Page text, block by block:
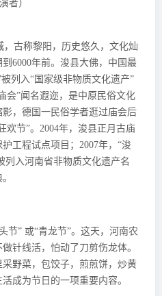
者）
古称黎阳，历史悠久，文化灿
6000年前。浚县大佛，中国最
列入“国家级非物质文化遗产”
会”闻名遐迩，是中原民俗文化
，德国一民俗学者逛过庙会后
欢节”。2004年，浚县正月古庙
工程试点项目；2007年，“浚
列入河南省非物质文化遗产名
节” 或“青龙节”。这天，河南农
针线活，怕动了刀剪伤龙体。
野菜，包饺子，煎煎饼，炒黄
成为节日的一项重要内容。